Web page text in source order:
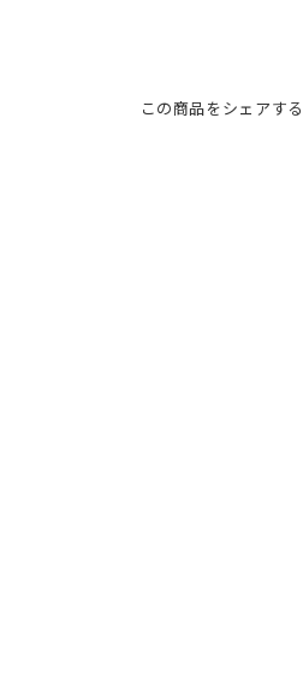
も取り入れやすい味わいです。
にお飲みいただけます。
この商品をシェアする